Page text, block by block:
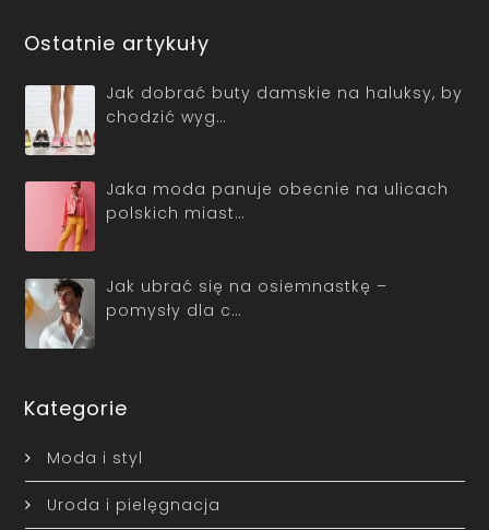
Ostatnie artykuły
Jak dobrać buty damskie na haluksy, by
chodzić wyg…
Jaka moda panuje obecnie na ulicach
polskich miast…
Jak ubrać się na osiemnastkę –
pomysły dla c…
Kategorie
Moda i styl
Uroda i pielęgnacja